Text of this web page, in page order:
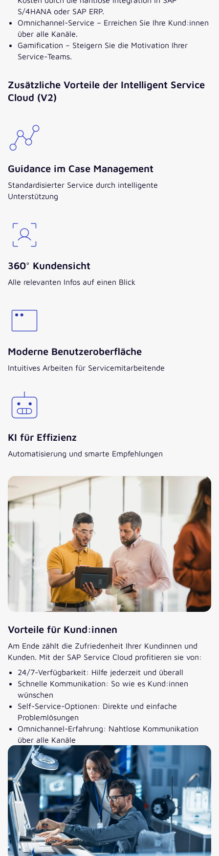
S/4HANA oder SAP ERP.
Omnichannel-Service – Erreichen Sie Ihre Kund:innen
über alle Kanäle.
Gamification – Steigern Sie die Motivation Ihrer
Service-Teams.
Zusätzliche Vorteile der Intelligent Service
Cloud (V2)
Guidance im Case Management
Standardisierter Service durch intelligente
Unterstützung
360° Kundensicht
Alle relevanten Infos auf einen Blick
Moderne Benutzeroberfläche
Intuitives Arbeiten für Servicemitarbeitende
KI für Effizienz
Automatisierung und smarte Empfehlungen
Vorteile für Kund:innen
Am Ende zählt die Zufriedenheit Ihrer Kundinnen und
Kunden. Mit der SAP Service Cloud profitieren sie von:
24/7-Verfügbarkeit: Hilfe jederzeit und überall
Schnelle Kommunikation: So wie es Kund:innen
wünschen
Self-Service-Optionen: Direkte und einfache
Problemlösungen
Omnichannel-Erfahrung: Nahtlose Kommunikation
über alle Kanäle